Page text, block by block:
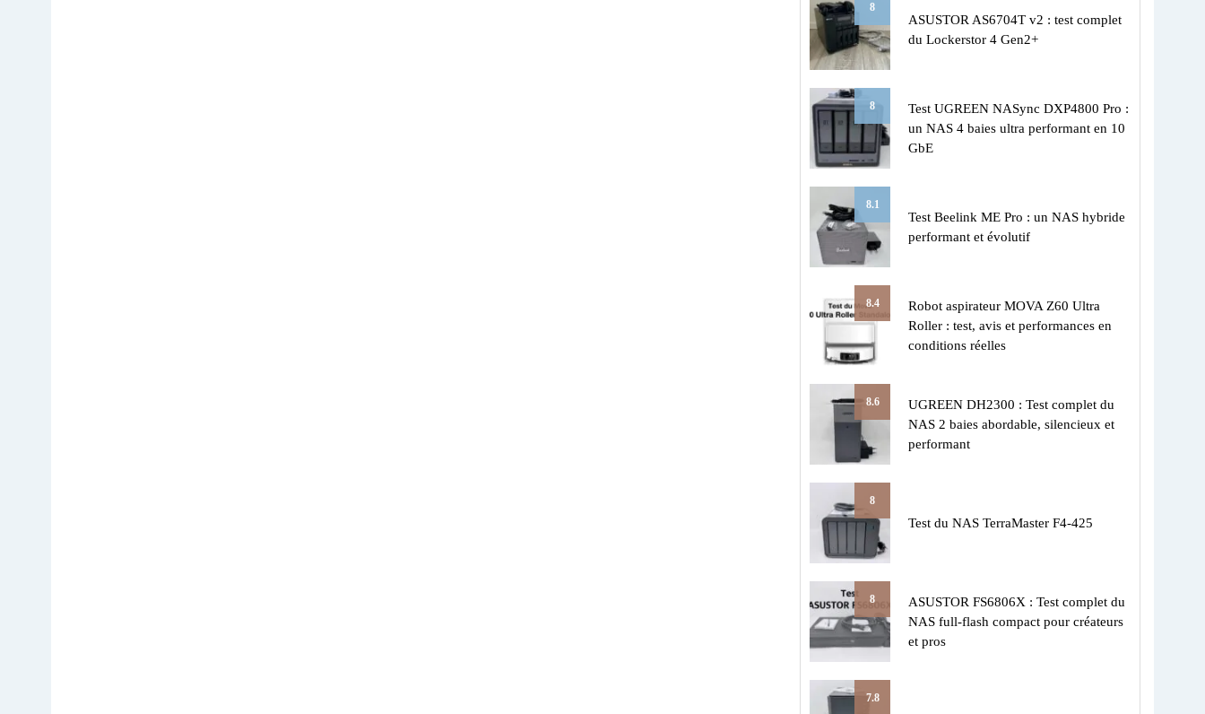
8
ASUSTOR AS6704T v2 : test complet
du Lockerstor 4 Gen2+
8
Test UGREEN NASync DXP4800 Pro :
un NAS 4 baies ultra performant en 10
GbE
8.1
Test Beelink ME Pro : un NAS hybride
performant et évolutif
8.4
Robot aspirateur MOVA Z60 Ultra
Roller : test, avis et performances en
conditions réelles
8.6
UGREEN DH2300 : Test complet du
NAS 2 baies abordable, silencieux et
performant
8
Test du NAS TerraMaster F4-425
8
ASUSTOR FS6806X : Test complet du
NAS full-flash compact pour créateurs
et pros
7.8